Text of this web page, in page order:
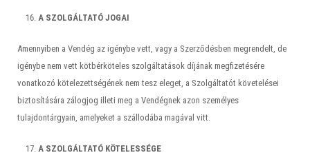
A SZOLGÁLTATÓ JOGAI
Amennyiben a Vendég az igénybe vett, vagy a Szerződésben megrendelt, de
igénybe nem vett kötbérköteles szolgáltatások díjának megfizetésére
vonatkozó kötelezettségének nem tesz eleget, a Szolgáltatót követelései
biztosítására zálogjog illeti meg a Vendégnek azon személyes
tulajdontárgyain, amelyeket a szállodába magával vitt.
A SZOLGÁLTATÓ KÖTELESSÉGE